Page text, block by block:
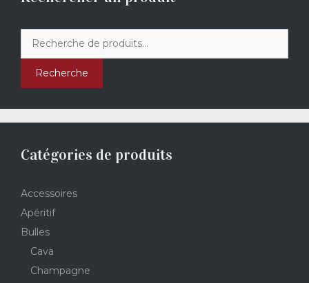
pour :
Recherche
Catégories de produits
Accessoires
Apéritif
Bulles
Cava
Champagne